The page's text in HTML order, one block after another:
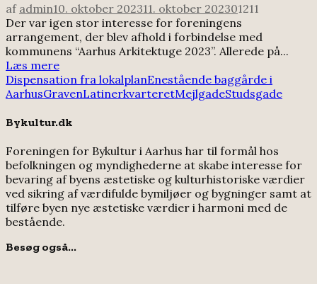
af admin10. oktober 202311. oktober 202301211
Der var igen stor interesse for foreningens
arrangement, der blev afhold i forbindelse med
kommunens “Aarhus Arkitektuge 2023”. Allerede på...
Læs mere
Dispensation fra lokalplanEnestående baggårde i
AarhusGravenLatinerkvarteretMejlgadeStudsgade
Bykultur.dk
Foreningen for Bykultur i Aarhus har til formål hos
befolkningen og myndighederne at skabe interesse for
bevaring af byens æstetiske og kulturhistoriske værdier
ved sikring af værdifulde bymiljøer og bygninger samt at
tilføre byen nye æstetiske værdier i harmoni med de
bestående.
Besøg også...